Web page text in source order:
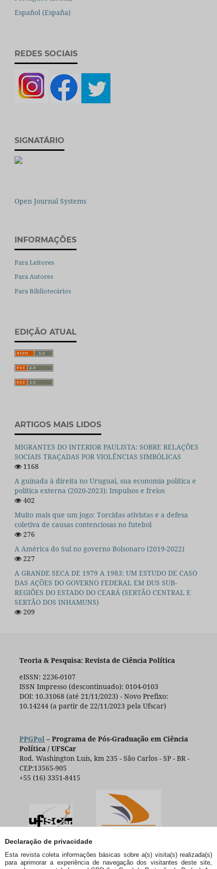
Declaração de privacidade
Esta revista coleta informações básicas sobre a(s) visita(s) realizada(s)
para aprimorar a experiência de navegação dos visitantes deste site,
Español (España)
REDES SOCIAIS
SIGNATÁRIO
Open Journal Systems
INFORMAÇÕES
Para Leitores
Para Autores
Para Bibliotecários
EDIÇÃO ATUAL
ARTIGOS MAIS LIDOS
MIGRANTES DO INTERIOR PAULISTA: SOBRE RELAÇÕES
SOCIAIS TRAÇADAS POR VIOLÊNCIAS SIMBÓLICAS
1168
A guinada à direita no Uruguai, sua economia política e
política externa (2020-2023): Impulsos e freios
402
Muito mais que um jogo: Torcidas ativistas e a defesa
coletiva de causas contenciosas no futebol
276
A América do Sul no governo Bolsonaro (2019-2022)
227
A GRANDE SECA DE 1979 A 1983: UM ESTUDO DE CASO
DAS AÇÕES DO GOVERNO FEDERAL EM DUS SUB-
REGIÕES DO ESTADO DO CEARÁ (SERTÃO CENTRAL E
SERTÃO DOS INHAMUNS)
209
Teoria & Pesquisa: Revista de Ciência Política
eISSN: 2236-0107
ISSN Impresso (descontinuado): 0104-0103
DOI: 10.31068 (até 21/11/2023) - Novo Prefixo:
10.14244 (a partir de 22/11/2023 pela Ufscar)
PPGPol– Programa de Pós-Graduação em Ciência
Política / UFSCar
Rod. Washington Luís, km 235 - São Carlos - SP - BR -
CEP:13565-905
+55 (16) 3351-8415